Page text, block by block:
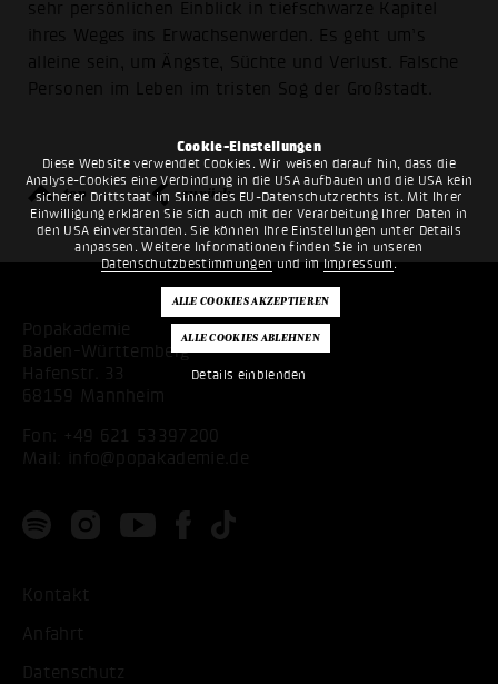
Cookie-Einstellungen
Diese Website verwendet Cookies. Wir weisen darauf hin, dass die
Analyse-Cookies eine Verbindung in die USA aufbauen und die USA kein
sicherer Drittstaat im Sinne des EU-Datenschutzrechts ist. Mit Ihrer
Einwilligung erklären Sie sich auch mit der Verarbeitung Ihrer Daten in
den USA einverstanden. Sie können Ihre Einstellungen unter Details
anpassen. Weitere Informationen finden Sie in unseren
Datenschutzbestimmungenund imImpressum.
Details einblenden
sehr persönlichen Einblick in tiefschwarze Kapitel
ihres Weges ins Erwachsenwerden. Es geht um’s
alleine sein, um Ängste, Süchte und Verlust. Falsche
Personen im Leben im tristen Sog der Großstadt.
top zurück
Popakademie
Baden-Württemberg
Hafenstr. 33
68159 Mannheim
Fon:
+49 621 53397200
Mail:
info@popakademie.de
Kontakt
Anfahrt
Datenschutz